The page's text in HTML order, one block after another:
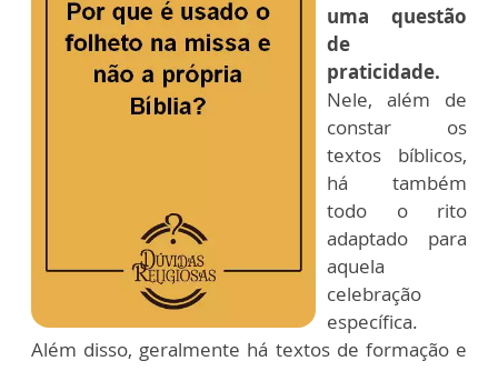
uma questão
de
praticidade.
Nele, além de
constar os
textos bíblicos,
há também
todo o rito
adaptado para
aquela
celebração
específica.
Além disso, geralmente há textos de formação e